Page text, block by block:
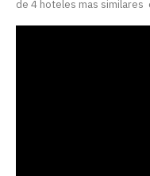
de 4 hoteles mas similares